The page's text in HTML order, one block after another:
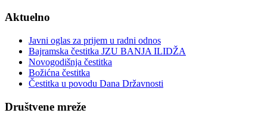
Aktuelno
Javni oglas za prijem u radni odnos
Bajramska čestitka JZU BANJA ILIDŽA
Novogodišnja čestitka
Božićna čestitka
Čestitka u povodu Dana Državnosti
Društvene mreže